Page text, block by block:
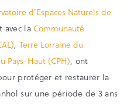
d’Espaces Naturels de
avec la Communauté
, Terre Lorraine du
Pays-Haut (CPH), ont
protéger et restaurer la
sur une période de 3 ans